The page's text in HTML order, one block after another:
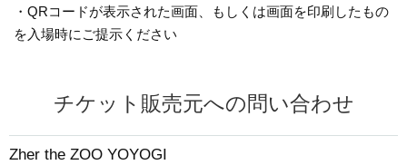
・QRコードが表示された画面、もしくは画面を印刷したもの
を入場時にご提示ください
チケット販売元への問い合わせ
Zher the ZOO YOYOGI